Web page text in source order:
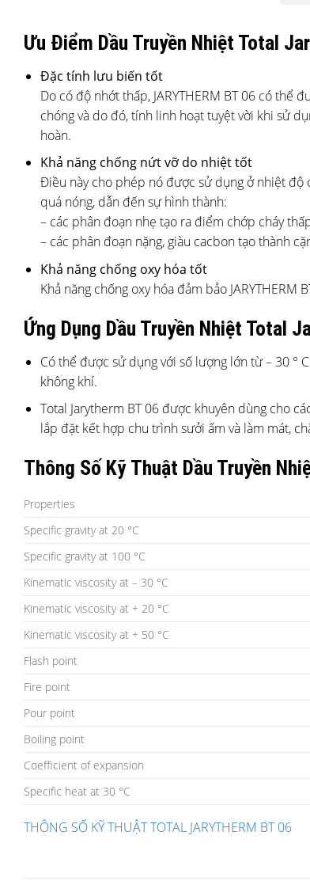
Ưu Điểm Dầu Truyền Nhiệt Total
Đặc tính lưu biến tốt
Do có độ nhớt thấp, JARYTHERM BT 06 có thể
chóng và do đó, tính linh hoạt tuyệt vời khi sử
hoàn.
Khả năng chống nứt vỡ do nhiệt tốt
Điều này cho phép nó được sử dụng ở nhiệt độ
quá nóng, dẫn đến sự hình thành:
– các phân đoạn nhẹ tạo ra điểm chớp cháy
– các phân đoạn nặng, giàu cacbon tạo thành
Khả năng chống oxy hóa tốt
Khả năng chống oxy hóa đảm bảo
Ứng Dụng Dầu Truyền Nhiệt Total
Có thể được sử dụng với số lượng lớn từ – 30 °
không khí.
Total Jarytherm BT 06 được khuyên dùng cho
lắp đặt kết hợp chu trình sưởi ấm và làm mát,
Thông Số Kỹ Thuật Dầu Truyền
Properties
Specific gravity at 20 °C
Specific gravity at 100 °C
Kinematic viscosity at – 30 °C
Kinematic viscosity at + 20 °C
Kinematic viscosity at + 50 °C
Flash point
Fire point
Pour point
Boiling point
Coefficient of expansion
Specific heat at 30 °C
THÔNG SỐ KỸ THUẬT TOTAL JARYTHERM BT 06